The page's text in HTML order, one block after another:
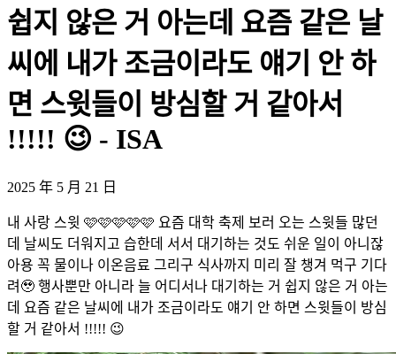
쉽지 않은 거 아는데 요즘 같은 날
씨에 내가 조금이라도 얘기 안 하
면 스윗들이 방심할 거 같아서
!!!!! 😉 - ISA
2025 年 5 月 21 日
내 사랑 스윗 🩷🩷🩷🩷🩷 요즘 대학 축제 보러 오는 스윗들 많던
데 날씨도 더워지고 습한데 서서 대기하는 것도 쉬운 일이 아니잖
아용 꼭 물이나 이온음료 그리구 식사까지 미리 잘 챙겨 먹구 기다
려🥹 행사뿐만 아니라 늘 어디서나 대기하는 거 쉽지 않은 거 아는
데 요즘 같은 날씨에 내가 조금이라도 얘기 안 하면 스윗들이 방심
할 거 같아서 !!!!! 😉